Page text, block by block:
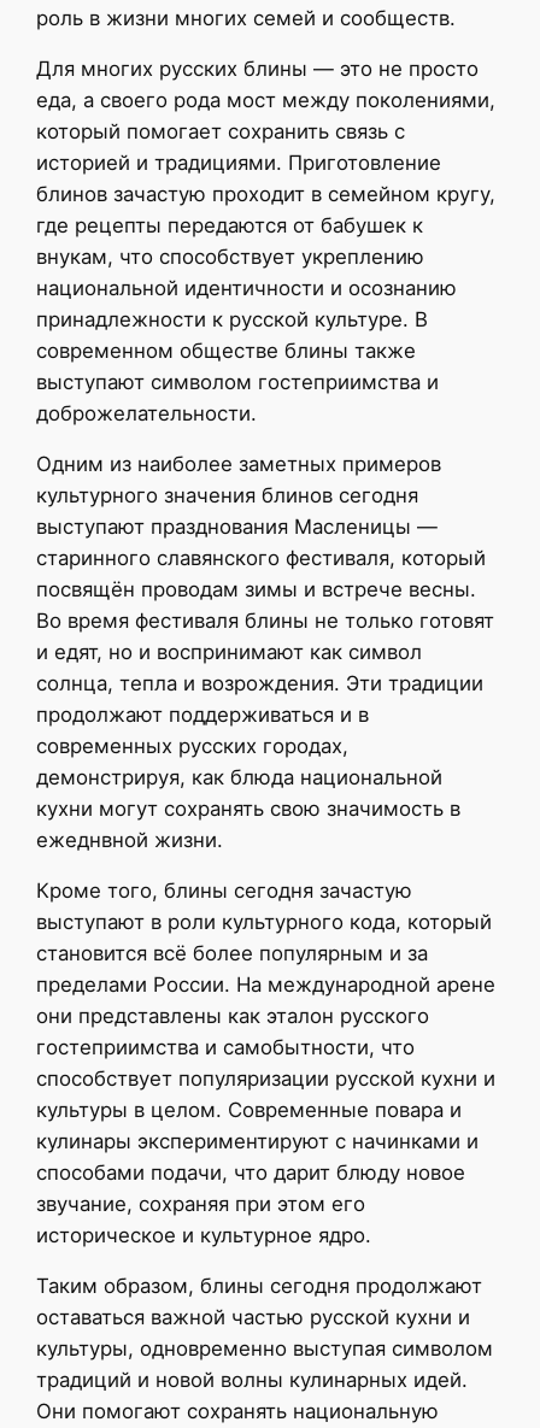
роль в жизни многих семей и сообществ.
Для многих русских блины — это не просто
еда, а своего рода мост между поколениями,
который помогает сохранить связь с
историей и традициями. Приготовление
блинов зачастую проходит в семейном кругу,
где рецепты передаются от бабушек к
внукам, что способствует укреплению
национальной идентичности и осознанию
принадлежности к русской культуре. В
современном обществе блины также
выступают символом гостеприимства и
доброжелательности.
Одним из наиболее заметных примеров
культурного значения блинов сегодня
выступают празднования Масленицы —
старинного славянского фестиваля, который
посвящён проводам зимы и встрече весны.
Во время фестиваля блины не только готовят
и едят, но и воспринимают как символ
солнца, тепла и возрождения. Эти традиции
продолжают поддерживаться и в
современных русских городах,
демонстрируя, как блюда национальной
кухни могут сохранять свою значимость в
ежеднвной жизни.
Кроме того, блины сегодня зачастую
выступают в роли культурного кода, который
становится всё более популярным и за
пределами России. На международной арене
они представлены как эталон русского
гостеприимства и самобытности, что
способствует популяризации русской кухни и
культуры в целом. Современные повара и
кулинары экспериментируют с начинками и
способами подачи, что дарит блюду новое
звучание, сохраняя при этом его
историческое и культурное ядро.
Таким образом, блины сегодня продолжают
оставаться важной частью русской кухни и
культуры, одновременно выступая символом
традиций и новой волны кулинарных идей.
Они помогают сохранять национальную